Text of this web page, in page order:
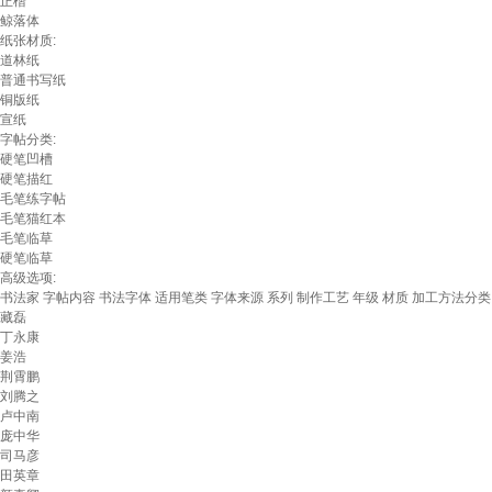
鲸落体
纸张材质:
道林纸
普通书写纸
铜版纸
宣纸
字帖分类:
硬笔凹槽
硬笔描红
毛笔练字帖
毛笔猫红本
毛笔临草
硬笔临草
高级选项:
书法家 字帖内容 书法字体 适用笔类 字体来源 系列 制作工艺 年级 材质 加工方法分类
藏磊
丁永康
姜浩
荆霄鹏
刘腾之
卢中南
庞中华
司马彦
田英章